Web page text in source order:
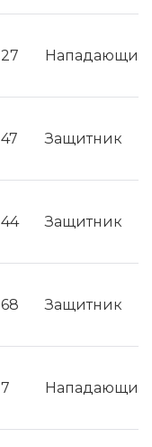
27 Нападающий
47 Защитник
44 Защитник
68 Защитник
7 Нападающий